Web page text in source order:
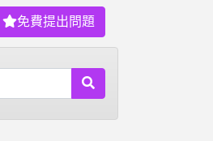
免費提出問題